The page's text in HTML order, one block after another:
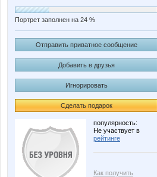
Портрет заполнен на 24 %
Отправить приватное сообщение
Добавить в друзья
Игнорировать
Сделать подарок
популярность:
Не участвует в
рейтинге
Как получить